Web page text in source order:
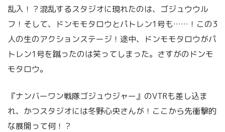
乱入！？混乱するスタジオに現れたのは、ゴジュウウル
フ！そして、ドンモモタロウとパトレン1号も……！この3
人の生のアクションステージ！途中、ドンモモタロウがパ
トレン1号を蹴ったのは笑ってしまった。さすがのドンモ
モタロウ。
『ナンバーワン戦隊ゴジュウジャー』のVTRも差し込ま
れ、かつスタジオには冬野心央さんが！ここから先衝撃的
な展開って何！？